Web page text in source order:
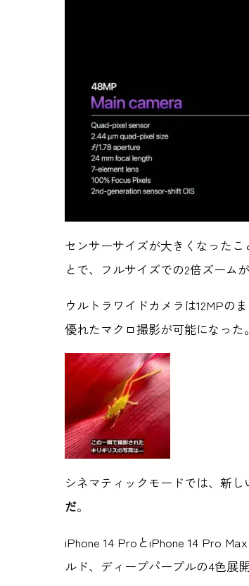
センサーサイズが大きくなった
とで、フルサイズでの2倍ズーム
ウルトラワイドカメラは12MPの
優れたマクロ撮影が可能になった。
シネマティックモードでは、新し
だ。
iPhone 14 ProとiPhone 14 Pro
ルド、ディープパープルの4色展開